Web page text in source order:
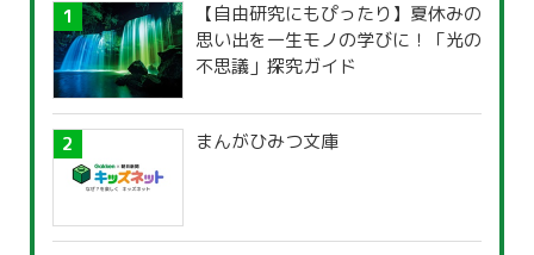
【自由研究にもぴったり】夏休みの
思い出を一生モノの学びに！「光の
不思議」探究ガイド
まんがひみつ文庫